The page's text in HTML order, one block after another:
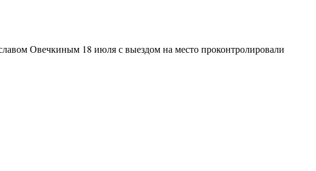
Овечкиным 18 июля с выездом на место проконтролировали